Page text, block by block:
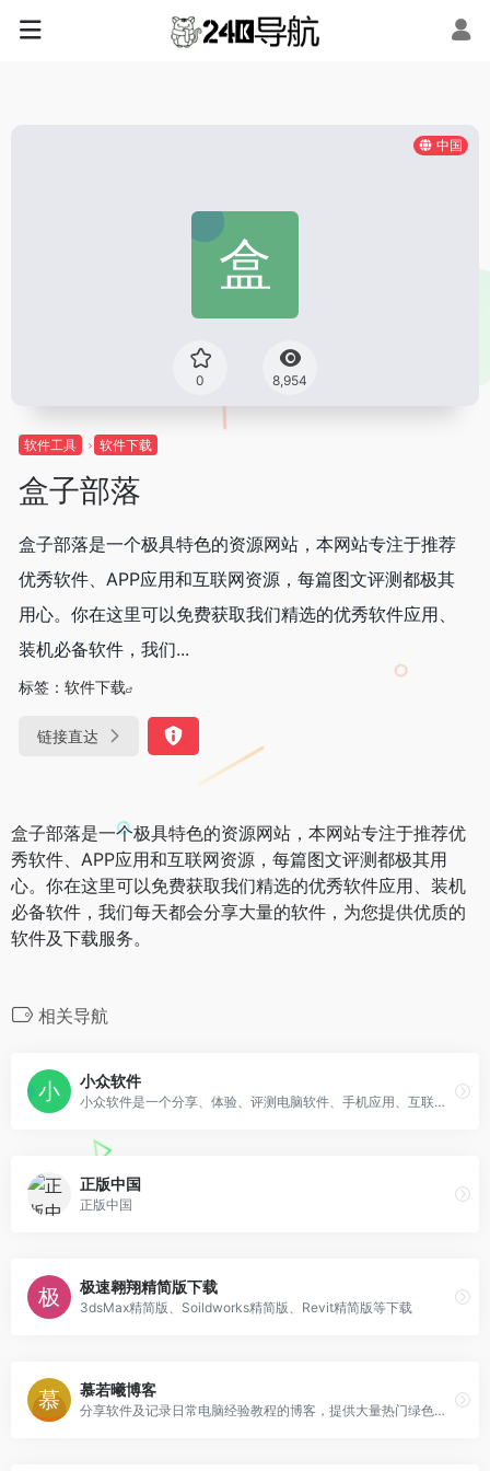
中国
0 8,954
软件工具 软件下载
盒子部落
盒子部落是一个极具特色的资源网站，本网站专注于推荐
优秀软件、APP应用和互联网资源，每篇图文评测都极其
用心。你在这里可以免费获取我们精选的优秀软件应用、
装机必备软件，我们...
标签： 软件下载
链接直达
盒子部落是一个极具特色的资源网站，本网站专注于推荐优
秀软件、APP应用和互联网资源，每篇图文评测都极其用
心。你在这里可以免费获取我们精选的优秀软件应用、装机
必备软件，我们每天都会分享大量的软件，为您提供优质的
软件及下载服务。
相关导航
小众软件
小众软件是一个分享、体验、评测电脑软件、手机应用、互联网产品的网站
正版中国
正版中国
极速翱翔精简版下载
3dsMax精简版、Soildworks精简版、Revit精简版等下载
慕若曦博客
分享软件及记录日常电脑经验教程的博客，提供大量热门绿色软件、汉化软件、免费软件、原创软件下载，是业内一流的资源分享博客。